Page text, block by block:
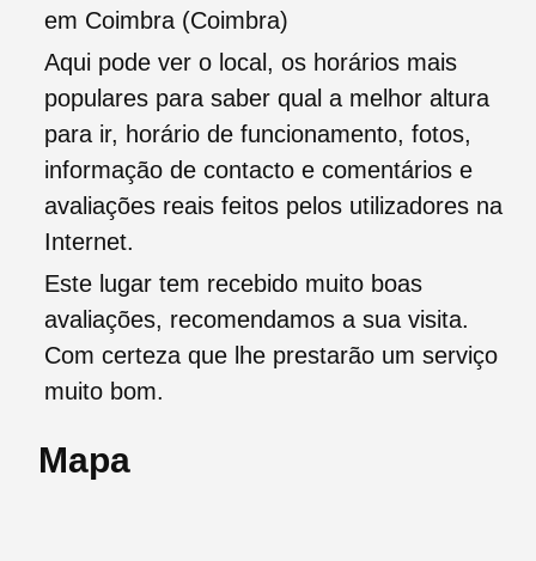
em Coimbra (Coimbra)
Aqui pode ver o local, os horários mais
populares para saber qual a melhor altura
para ir, horário de funcionamento, fotos,
informação de contacto e comentários e
avaliações reais feitos pelos utilizadores na
Internet.
Este lugar tem recebido muito boas
avaliações, recomendamos a sua visita.
Com certeza que lhe prestarão um serviço
muito bom.
Mapa